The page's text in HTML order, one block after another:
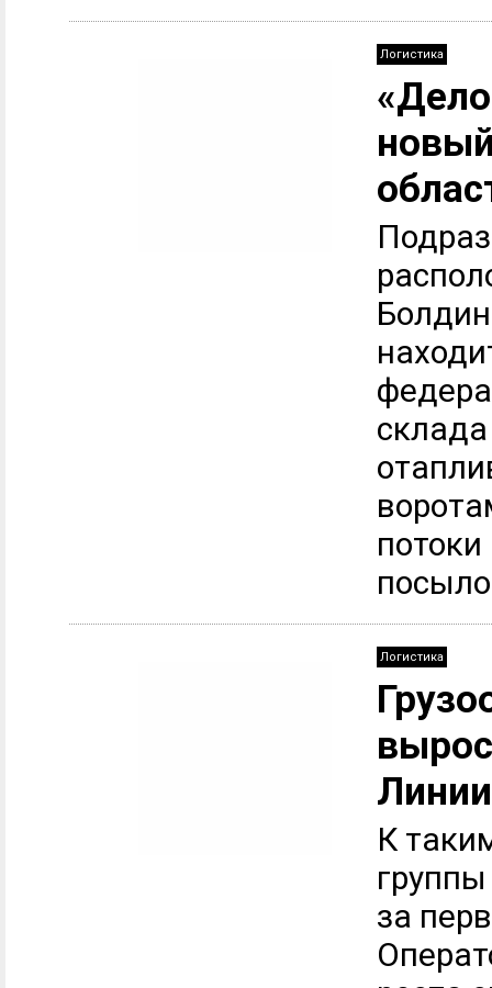
Логистика
Логистика
К
за